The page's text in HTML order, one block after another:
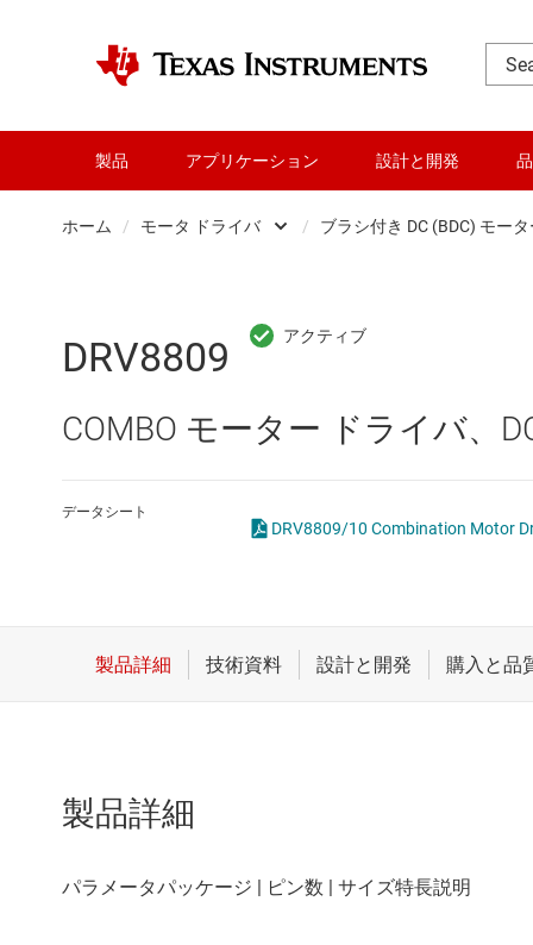
製品 アプリケーション 設計と開発
ホーム / モータ ドライバ
RF とマイクロ波
インターフェイス
クロックとタイミング
/ ブラシ付き DC (BDC) モー
ソレノイド
ブラシ付き
DRV8809
COMBO モーター ドライバ、
データシート
DRV8809/10 Combination Motor
製品詳細